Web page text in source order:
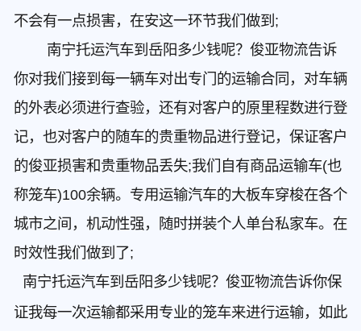
不会有一点损害，在安这一环节我们做到;
南宁托运汽车到岳阳多少钱呢？俊亚物流告诉
你对我们接到每一辆车对出专门的运输合同，对车辆
的外表必须进行查验，还有对客户的原里程数进行登
记，也对客户的随车的贵重物品进行登记，保证客户
的俊亚损害和贵重物品丢失;我们自有商品运输车(也
称笼车)100余辆。专用运输汽车的大板车穿梭在各个
城市之间，机动性强，随时拼装个人单台私家车。在
时效性我们做到了;
南宁托运汽车到岳阳多少钱呢？俊亚物流告诉你保
证我每一次运输都采用专业的笼车来进行运输，如此